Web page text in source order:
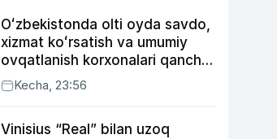
Oʻzbekistonda olti oyda savdo,
xizmat koʻrsatish va umumiy
ovqatlanish korxonalari qancha
soliq toʻlagani ochiqlandi
Kecha, 23:56
Vinisius “Real” bilan uzoq